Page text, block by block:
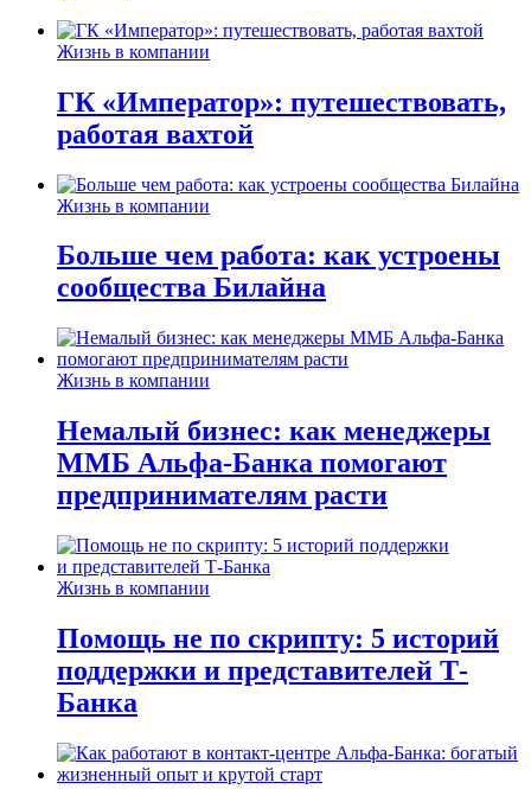
Жизнь в компании
ГК «Император»: путешествовать,
работая вахтой
Жизнь в компании
Больше чем работа: как устроены
сообщества Билайна
Жизнь в компании
Немалый бизнес: как менеджеры
ММБ Альфа-Банка помогают
предпринимателям расти
Жизнь в компании
Помощь не по скрипту: 5 историй
поддержки и представителей Т-
Банка